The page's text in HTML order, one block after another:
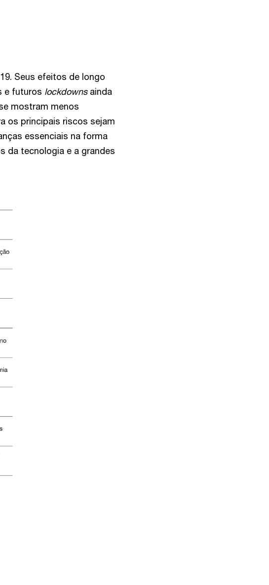
Seus efeitos de longo
e futuros lockdowns ainda
mostram menos
os principais riscos sejam
essenciais na forma
da tecnologia e a grandes